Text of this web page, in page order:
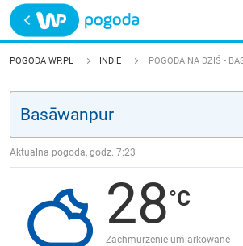
Trwa ładowanie
POLSKA
JAKOŚĆ POWIETRZA
POGODA WP.PL INDIE POGODA NA DZIŚ -
Aktualna pogoda, godz. 7:23
28
Zachmurzenie umiarkowane